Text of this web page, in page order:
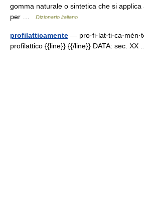
gomma naturale o sintetica che si
per …
Dizionario italiano
profilatticamente —
profilattico {{line}} {{/line}} DATA: sec.